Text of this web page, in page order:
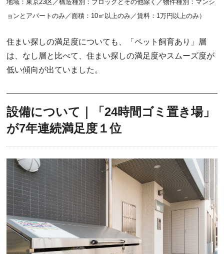
地域：東京23区／構造種別：ブロックとその他除く／物件種別：マンシ
ョンとアパートのみ／面積：10㎡以上のみ／賃料：1万円以上のみ）
住まい探しの満足度についても、「ペット飼育あり」層
は、なし層と比べて、住まい探しの満足度やスムーズ度が
低い傾向が出ていました。
設備について｜「24時間ゴミ置き場」
が7年連続満足度１位